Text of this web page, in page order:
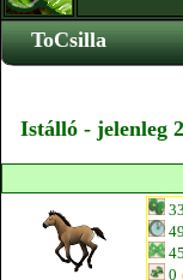
ToCsilla
Istálló - jelenleg
0